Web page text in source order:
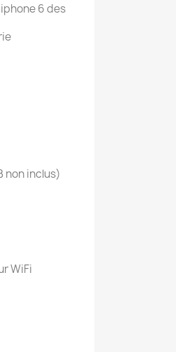
6 des
non inclus)
WiFi